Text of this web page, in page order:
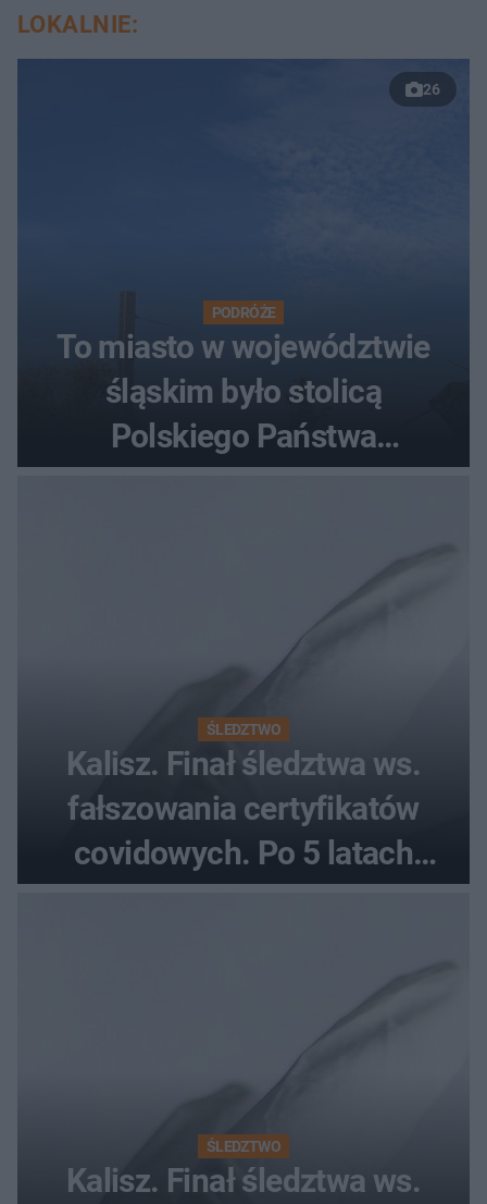
LOKALNIE:
26
PODRÓŻE
To miasto w województwie
śląskim było stolicą
Polskiego Państwa
Podziemnego. Dziś zna je
ŚLEDZTWO
Kalisz. Finał śledztwa ws.
fałszowania certyfikatów
covidowych. Po 5 latach
prokurator zamyka sprawę
ŚLEDZTWO
Kalisz. Finał śledztwa ws.